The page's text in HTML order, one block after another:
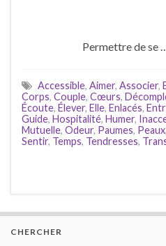
Permettre de se
Accessible, Aimer, Associer,
Corps, Couple, Cœurs,
Écoute, Élever, Elle, Enlacés,
Guide, Hospitalité, Humer,
Mutuelle, Odeur, Paumes, Peaux,
Sentir, Temps, Tendresses,
CHERCHER